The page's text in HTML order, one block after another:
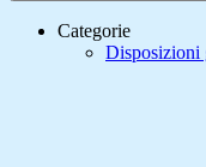
Categorie
Disposizioni